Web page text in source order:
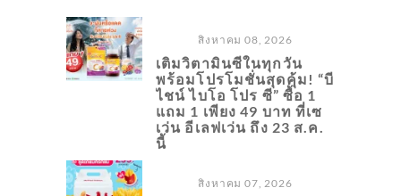
สิงหาคม 08, 2026
เติมวิตามินซีในทุกวัน
พร้อมโปรโมชั่นสุดคุ้ม! “บี
ไชน์ ไบโอ โปร ซี” ซื้อ 1
แถม 1 เพียง 49 บาท ที่เซ
เว่น อีเลฟเว่น ถึง 23 ส.ค.
นี้
สิงหาคม 07, 2026